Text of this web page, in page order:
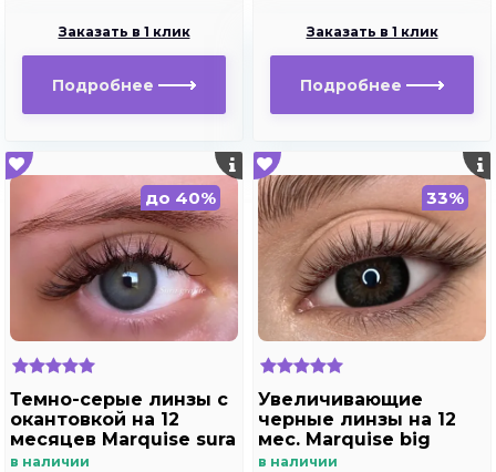
Заказать в 1 клик
Подробнее
Заказать в 1 клик
Подробнее
до 40%
Темно-серые линзы с
окантовкой на 12
месяцев Marquise sura
grafite/Линзы в стиле
в наличии
33%
Увеличивающие
черные линзы на 12
мес. Marquise big
black - gray
в наличии